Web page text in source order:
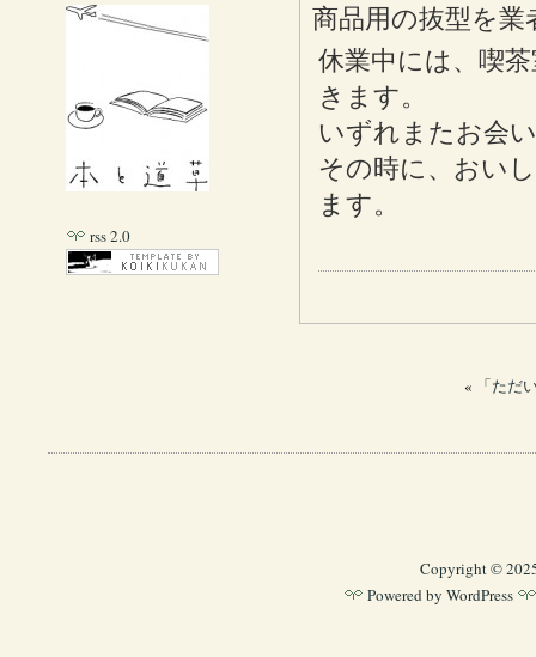
商品用の抜型を
休業中には、喫
きます。
いずれまたお会
その時に、おい
ます。
« 「ただ
rss 2.0
Copyright ©
Powered by WordPress